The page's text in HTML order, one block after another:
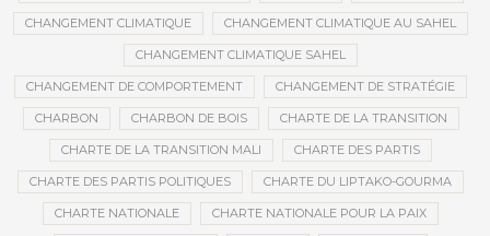
CHANGEMENT CLIMATIQUE CHANGEMENT CLIMATIQUE AU SAHEL
CHANGEMENT CLIMATIQUE SAHEL
CHANGEMENT DE COMPORTEMENT CHANGEMENT DE STRATÉGIE
CHARBON CHARBON DE BOIS CHARTE DE LA TRANSITION
CHARTE DE LA TRANSITION MALI CHARTE DES PARTIS
CHARTE DES PARTIS POLITIQUES CHARTE DU LIPTAKO-GOURMA
CHARTE NATIONALE CHARTE NATIONALE POUR LA PAIX